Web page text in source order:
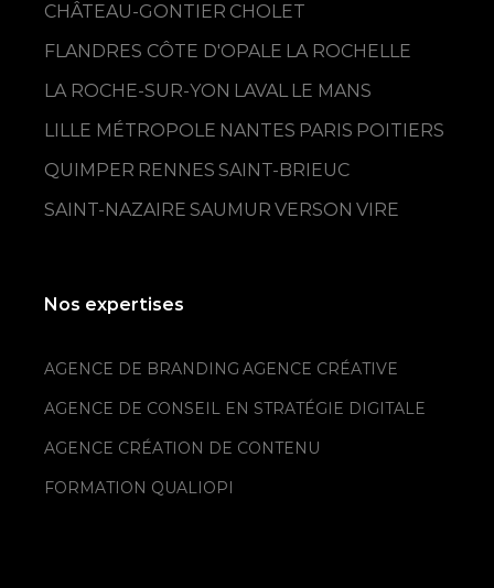
CHÂTEAU-GONTIER CHOLET
FLANDRES CÔTE D'OPALE LA ROCHELLE
LA ROCHE-SUR-YON LAVAL LE MANS
LILLE MÉTROPOLE NANTES PARIS POITIERS
QUIMPER RENNES SAINT-BRIEUC
SAINT-NAZAIRE SAUMUR VERSON VIRE
Nos expertises
AGENCE DE BRANDING AGENCE CRÉATIVE
AGENCE DE CONSEIL EN STRATÉGIE DIGITALE
AGENCE CRÉATION DE CONTENU
FORMATION QUALIOPI